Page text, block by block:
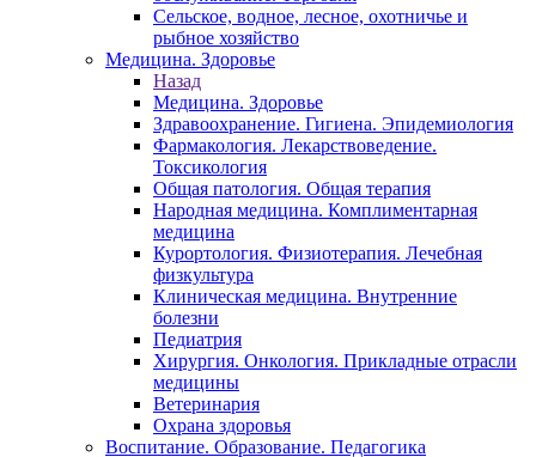
Сельское, водное, лесное, охотничье и
рыбное хозяйство
Медицина. Здоровье
Назад
Медицина. Здоровье
Здравоохранение. Гигиена. Эпидемиология
Фармакология. Лекарствоведение.
Токсикология
Общая патология. Общая терапия
Народная медицина. Комплиментарная
медицина
Курортология. Физиотерапия. Лечебная
физкультура
Клиническая медицина. Внутренние
болезни
Педиатрия
Хирургия. Онкология. Прикладные отрасли
медицины
Ветеринария
Охрана здоровья
Воспитание. Образование. Педагогика